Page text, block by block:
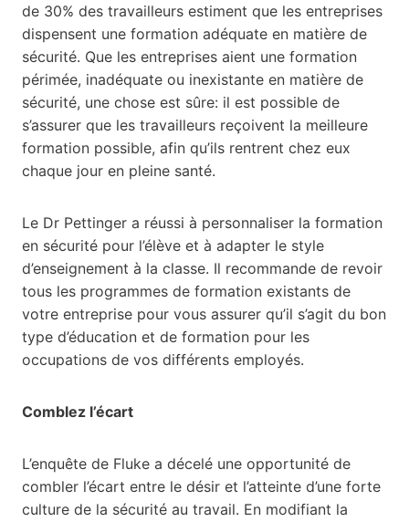
de 30% des travailleurs estiment que les entreprises
dispensent une formation adéquate en matière de
sécurité. Que les entreprises aient une formation
périmée, inadéquate ou inexistante en matière de
sécurité, une chose est sûre: il est possible de
s’assurer que les travailleurs reçoivent la meilleure
formation possible, afin qu’ils rentrent chez eux
chaque jour en pleine santé.
Le Dr Pettinger a réussi à personnaliser la formation
en sécurité pour l’élève et à adapter le style
d’enseignement à la classe. Il recommande de revoir
tous les programmes de formation existants de
votre entreprise pour vous assurer qu’il s’agit du bon
type d’éducation et de formation pour les
occupations de vos différents employés.
Comblez l’écart
L’enquête de Fluke a décelé une opportunité de
combler l’écart entre le désir et l’atteinte d’une forte
culture de la sécurité au travail. En modifiant la